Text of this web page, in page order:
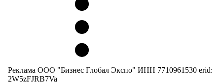
Реклама ООО "Бизнес Глобал Экспо" ИНН 7710961530 erid:
2W5zFJRB7Va